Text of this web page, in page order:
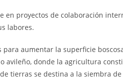
proyectos de colaboración
labores.
aumentar la superficie
donde la agricultura
tierras se destina a la siembra